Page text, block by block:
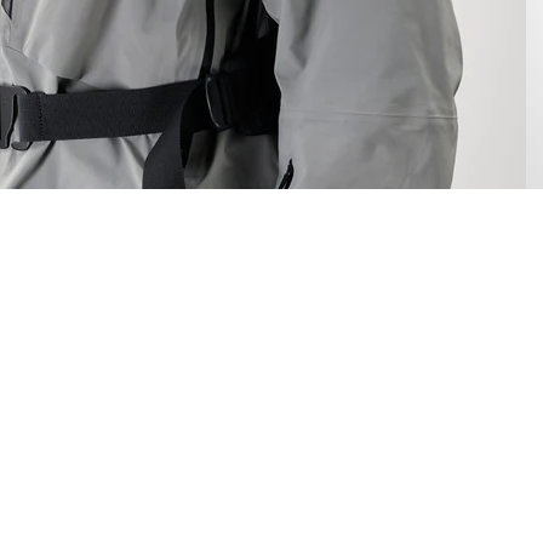
dirait que vous n'avez encore rien ajouté.